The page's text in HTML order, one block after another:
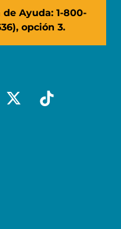
Ayuda: 1-800-
opción 3.
x-socialtiktok